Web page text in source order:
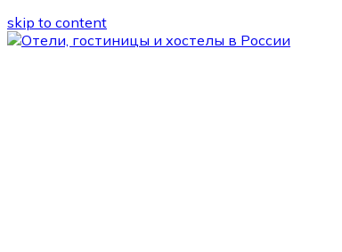
skip to content